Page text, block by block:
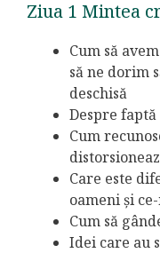
Ziua 1 Mintea
Cum să
să ne dorim
deschisă
Despre
Cum
Care este
oameni și
Cum să
Idei care au